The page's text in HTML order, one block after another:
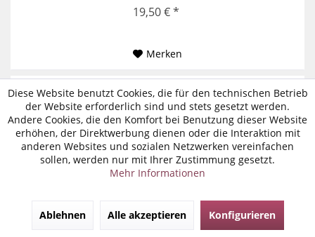
19,50 € *
Merken
Diese Website benutzt Cookies, die für den technischen Betrieb
der Website erforderlich sind und stets gesetzt werden.
Andere Cookies, die den Komfort bei Benutzung dieser Website
erhöhen, der Direktwerbung dienen oder die Interaktion mit
anderen Websites und sozialen Netzwerken vereinfachen
sollen, werden nur mit Ihrer Zustimmung gesetzt.
Mehr Informationen
Ablehnen Alle akzeptieren Konfigurieren